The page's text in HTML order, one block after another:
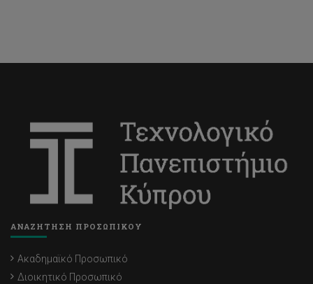
ΑΝΑΖΗΤΗΣΗ ΠΡΟΣΩΠΙΚΟΥ
Ακαδημαϊκό Προσωπικό
Διοικητικό Προσωπικό